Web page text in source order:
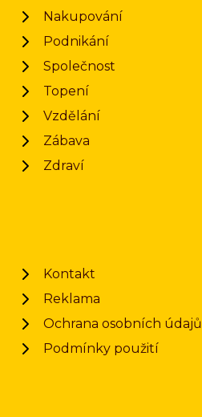
Nakupování
Podnikání
Společnost
Topení
Vzdělání
Zábava
Zdraví
Kontakt
Reklama
Ochrana osobních údajů
Podmínky použití